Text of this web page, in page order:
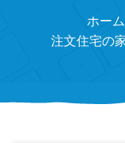
ホーム
注文住宅の